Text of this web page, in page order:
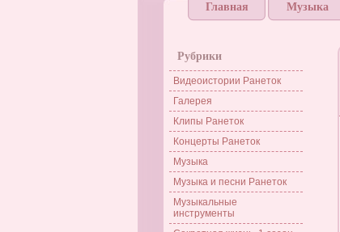
Главная Музыка
Рубрики
Видеоистории Ранеток
Галерея
Клипы Ранеток
Концерты Ранеток
Музыка
Музыка и песни Ранеток
Музыкальные
инструменты